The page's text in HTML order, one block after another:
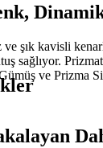
şık kavisli
sağlıyor.
ve Prizma